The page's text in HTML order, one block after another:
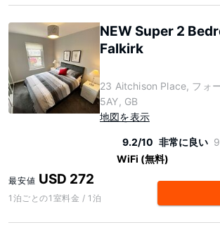
NEW Super 2
Falkirk
23 Aitchison Place, フォ
5AY, GB
地図を表示
9.2/10 非常に良い
WiFi (無料)
最安値 USD 272
1泊ごとの1室料金 / 1泊